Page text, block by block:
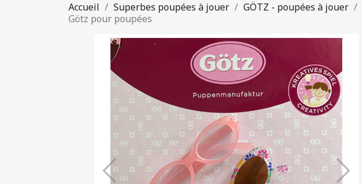
Accueil Superbes poupées à jouer GÖTZ - poupées à jouer
Götz pour poupées